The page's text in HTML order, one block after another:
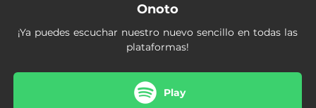
Onoto
¡Ya puedes escuchar nuestro nuevo sencillo en todas las
plataformas!
Play